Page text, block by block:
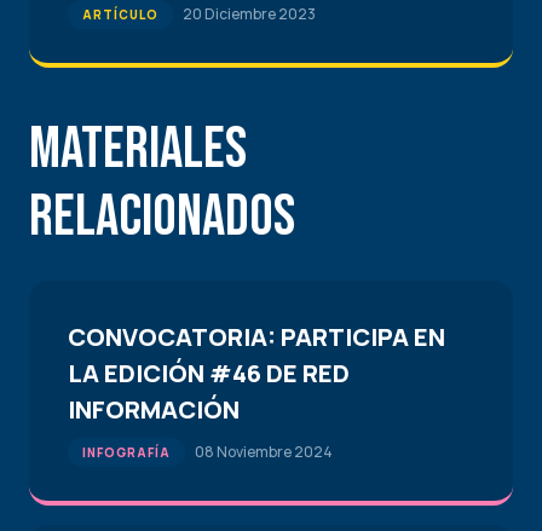
ARTÍCULO 20 Diciembre 2023
Materiales
Relacionados
CONVOCATORIA: PARTICIPA EN
LA EDICIÓN #46 DE RED
INFORMACIÓN
INFOGRAFÍA 08 Noviembre 2024